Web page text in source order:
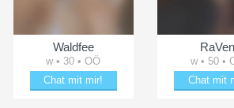
Waldfee
w • 30 • OÖ
Chat mit mir!
RaVen
w • 50 •
Chat mit